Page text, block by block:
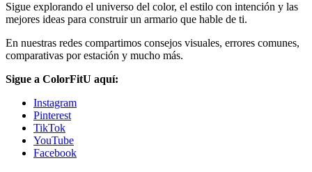
Sigue explorando el universo del color, el estilo con intención y las
mejores ideas para construir un armario que hable de ti.
En nuestras redes compartimos consejos visuales, errores comunes,
comparativas por estación y mucho más.
Sigue a ColorFitU aquí:
Instagram
Pinterest
TikTok
YouTube
Facebook